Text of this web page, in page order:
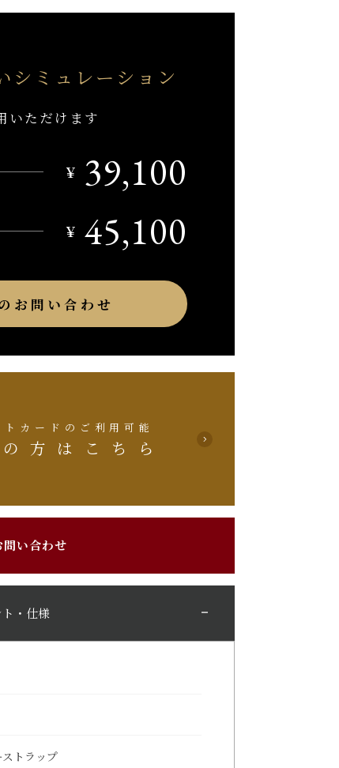
シミュレーション
いただけます
￥ 39,100
￥ 45,100
お問い合わせ
カードのご利用可能
方はこちら
い合わせ
ト・仕様
トラップ